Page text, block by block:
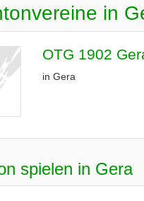
in
OTG 1902
in Gera
spielen in Gera